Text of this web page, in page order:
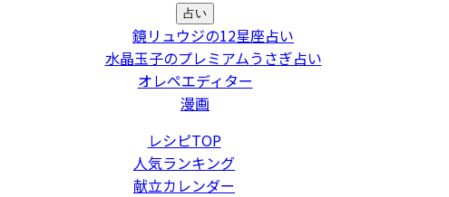
占い
鏡リュウジの12星座占い
水晶玉子のプレミアムうさぎ占い
オレペエディター
漫画
レシピTOP
人気ランキング
献立カレンダー